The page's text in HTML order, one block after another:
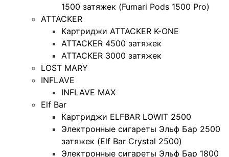
1500 затяжек (Fumari Pods 1500 Pro)
ATTACKER
Картриджи ATTACKER K-ONE
ATTACKER 4500 затяжек
ATTACKER 3000 затяжек
LOST MARY
INFLAVE
INFLAVE MAX
Elf Bar
Картриджи ELFBAR LOWIT 2500
Электронные сигареты Эльф Бар 2500
затяжек (Elf Bar Crystal 2500)
Электронные сигареты Эльф Бар 1800